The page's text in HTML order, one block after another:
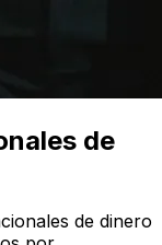
de
de dinero